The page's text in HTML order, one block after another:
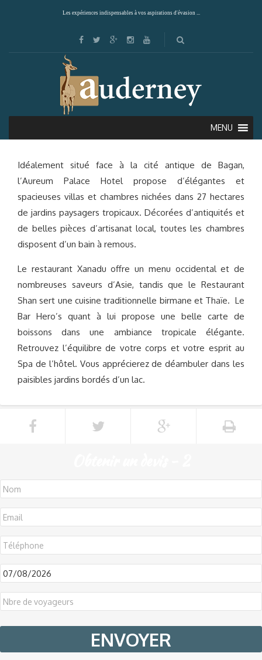
Les expériences indispensables à vos aspirations d'évasion ...
MENU
AUREUM PALACE HOTEL (BAGAN)
Idéalement situé face à la cité antique de Bagan,
l’Aureum Palace Hotel propose d’élégantes et
spacieuses villas et chambres nichées dans 27 hectares
de jardins paysagers tropicaux. Décorées d’antiquités et
de belles pièces d’artisanat local, toutes les chambres
disposent d’un bain à remous.
Le restaurant Xanadu offre un menu occidental et de
nombreuses saveurs d’Asie, tandis que le Restaurant
Shan sert une cuisine traditionnelle birmane et Thaïe. Le
Bar Hero’s quant à lui propose une belle carte de
boissons dans une ambiance tropicale élégante.
Retrouvez l’équilibre de votre corps et votre esprit au
Spa de l’hôtel. Vous apprécierez de déambuler dans les
paisibles jardins bordés d’un lac.
DD
slash
MM